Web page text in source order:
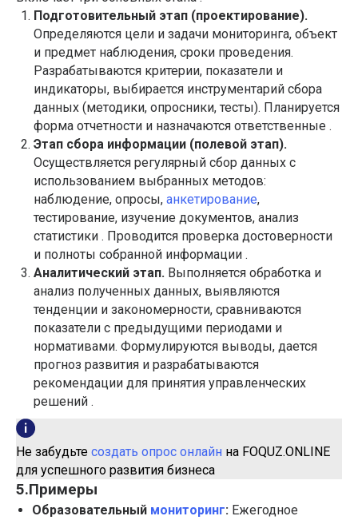
Подготовительный этап (проектирование).
Определяются цели и задачи мониторинга, объект
и предмет наблюдения, сроки проведения.
Разрабатываются критерии, показатели и
индикаторы, выбирается инструментарий сбора
данных (методики, опросники, тесты). Планируется
форма отчетности и назначаются ответственные .
Этап сбора информации (полевой этап).
Осуществляется регулярный сбор данных с
использованием выбранных методов:
наблюдение, опросы, анкетирование,
тестирование, изучение документов, анализ
статистики . Проводится проверка достоверности
и полноты собранной информации .
Аналитический этап. Выполняется обработка и
анализ полученных данных, выявляются
тенденции и закономерности, сравниваются
показатели с предыдущими периодами и
нормативами. Формулируются выводы, дается
прогноз развития и разрабатываются
рекомендации для принятия управленческих
решений .
Не забудьте создать опрос онлайн на FOQUZ.ONLINE
для успешного развития бизнеса
5.Примеры
Образовательный мониторинг: Ежегодное